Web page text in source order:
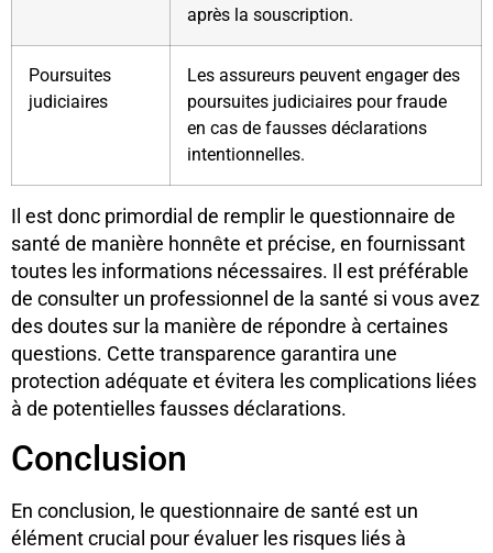
après la souscription.
Poursuites
judiciaires
Les assureurs peuvent engager des
poursuites judiciaires pour fraude
en cas de fausses déclarations
intentionnelles.
Il est donc primordial de remplir le questionnaire de
santé de manière honnête et précise, en fournissant
toutes les informations nécessaires. Il est préférable
de consulter un professionnel de la santé si vous avez
des doutes sur la manière de répondre à certaines
questions. Cette transparence garantira une
protection adéquate et évitera les complications liées
à de potentielles fausses déclarations.
Conclusion
En conclusion, le questionnaire de santé est un
élément crucial pour évaluer les risques liés à